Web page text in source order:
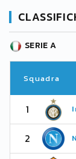
SERIE A
Squadra
1
2